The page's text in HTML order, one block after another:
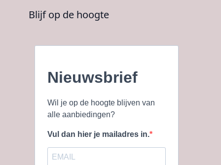
Blijf op de hoogte
Nieuwsbrief
Wil je op de hoogte blijven van
alle aanbiedingen?
Vul dan hier je mailadres in.